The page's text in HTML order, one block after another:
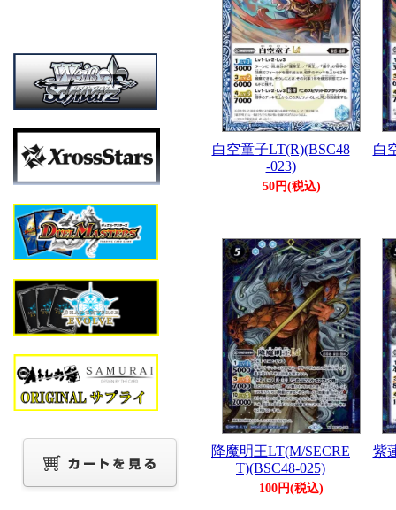
白空童子LT(R)(BSC48
-023)
50円(税込)
白
降魔明王LT(M/SECRE
T)(BSC48-025)
100円(税込)
紫